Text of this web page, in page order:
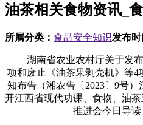
油茶相关食物资讯_
所属分类： 食品安全知识发布时
湖南省农业农村厅关于发布
项和废止《油茶果剥壳机》等4
知布告（湘农告〔2023〕9号
开江西省现代功课、食物、油
推进会今日导读